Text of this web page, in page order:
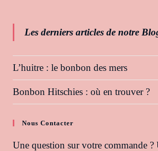
Les derniers articles de notre
L’huitre : le bonbon des mers
Bonbon Hitschies : où en trouver ?
Nous Contacter
Une question sur votre commande ?